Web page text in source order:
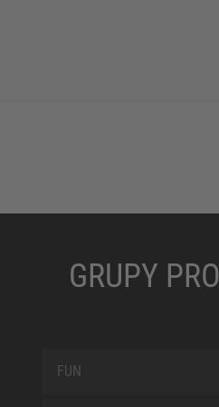
GRUPY
FUN